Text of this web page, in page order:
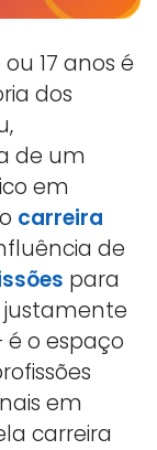
ou 17 anos é
dos
de um
em
carreira
de
para
o espaço
em
carreira